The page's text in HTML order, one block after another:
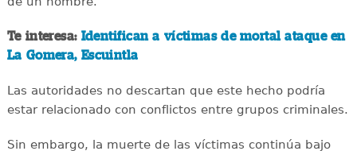
Te interesa: Identifican a víctimas de mortal ataque en
La Gomera, Escuintla
Las autoridades no descartan que este hecho podría
estar relacionado con conflictos entre grupos criminales.
Sin embargo, la muerte de las víctimas continúa bajo